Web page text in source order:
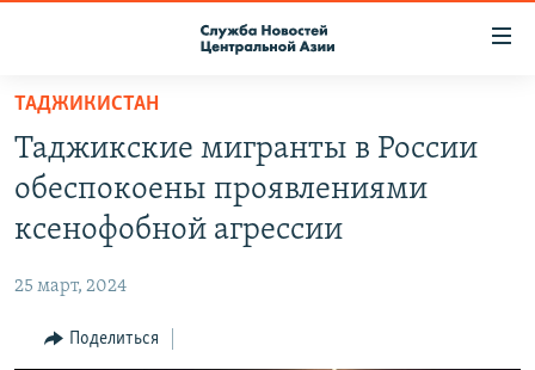
Вернуться
основному
содержанию
главной
навигации
Вернутся
ПОДПИСКА
КОНТАКТЫ
НАСТОЯЩЕЕ ВРЕМЯ
МИГРАНТ МЕДИА
ТАДЖИКИСТАН
Таджикские мигранты в России
обеспокоены проявлениями
ксенофобной агрессии
25 март, 2024
Поделиться